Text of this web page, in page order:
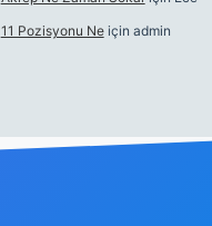
11 Pozisyonu Neiçin admin